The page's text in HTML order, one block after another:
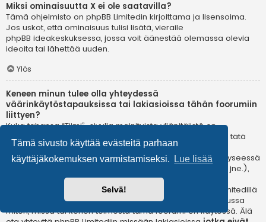
Tämä sivusto käyttää evästeitä parhaan
käyttäjäkokemuksen varmistamiseksi.
Lue lisää
Selvä!
Miksi ominaisuutta X ei ole saatavilla?
Tämä ohjelmisto on phpBB Limitedin kirjoittama ja lisensoima.
Jos uskot, että ominaisuus tulisi lisätä, vieraile
phpBB ideakeskuksessa, jossa voit äänestää olemassa olevia
ideoita tai lähettää uuden.
Ylös
Keneen minun tulee olla yhteydessä
väärinkäytöstapauksissa tai lakiasioissa tähän foorumiin
liittyen?
Kuka tahansa “Tiimi”-sivulla mainituista ylläpitäjistä on
todennäköisesti sopiva yhteyshenkilö valituksillesi. Jos et tätä
kautta saa vastausta, sinun kannattaa ottaa yhteyttä
verkkotunnuksen omistajaan (teewhois-kysely ) tai jos kyseessä
on ilmaispalvelussa oleva (esim. Yahoo!, free.fr, f2s.com, jne.),
ota yhteyttä ylläpitoon tai väärinkäytöksistä vastaavaan
osastoon kyseisessä palvelussa. Huomaa, että phpBB Limitedillä
ei ole lainkaan toimivaltaaja sitä ei voida pitää vastuussa
miten, missä tai kenen toimesta tämä foorumi on käytössä. Älä